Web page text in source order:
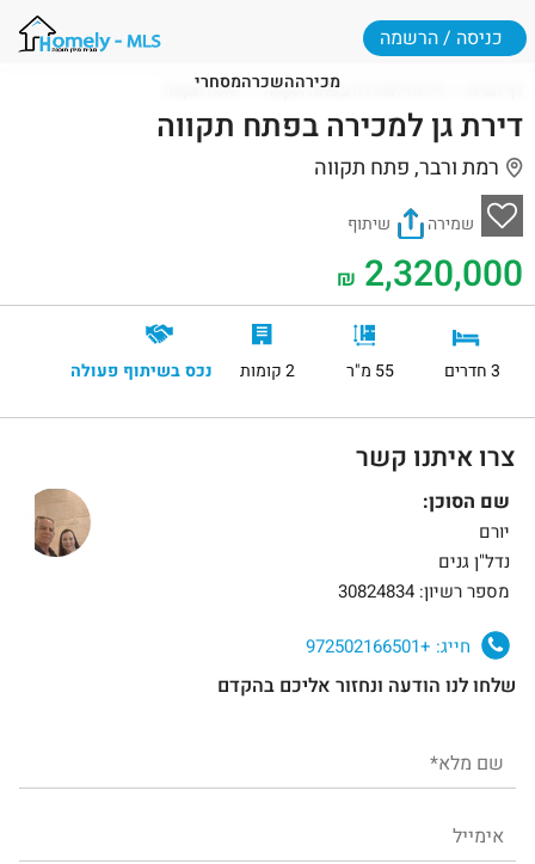
מכירההשכרהמסחרי
כניסה / הרשמה
דירות למכירה בפתח תקווה פתח תקווה
דירת גן למכירה בפתח תקווה
רמת ורבר, פתח תקווה
שמירה שיתוף
2,320,000
₪
3 חדרים 55 מ"ר 2 קומות נכס בשיתוף פעולה
צרו איתנו קשר
שם הסוכן:
יורם
נדל"ן גנים
מספר רשיון: 30824834
חייג: +972502166501
שלחו לנו הודעה ונחזור אליכם בהקדם